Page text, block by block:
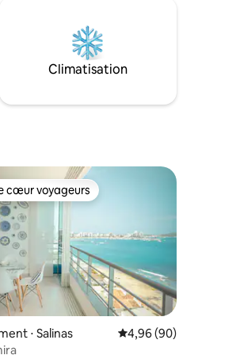
el Faro et à 4 pâtés de maisons
Climatisation
cœur voyageurs
cœur voyageurs
⋅ Salinas Évaluation moyenne
4,96 (90)